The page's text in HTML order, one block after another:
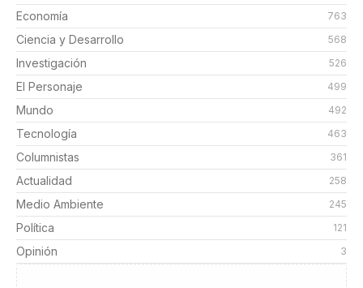
Economía 763
Ciencia y Desarrollo 568
Investigación 526
El Personaje 499
Mundo 492
Tecnología 463
Columnistas 361
Actualidad 258
Medio Ambiente 245
Política 121
Opinión 3